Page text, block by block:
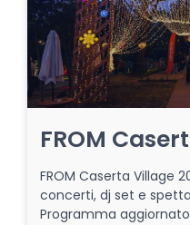
FROM
FROM Caserta Village
concerti, dj set e
Programma